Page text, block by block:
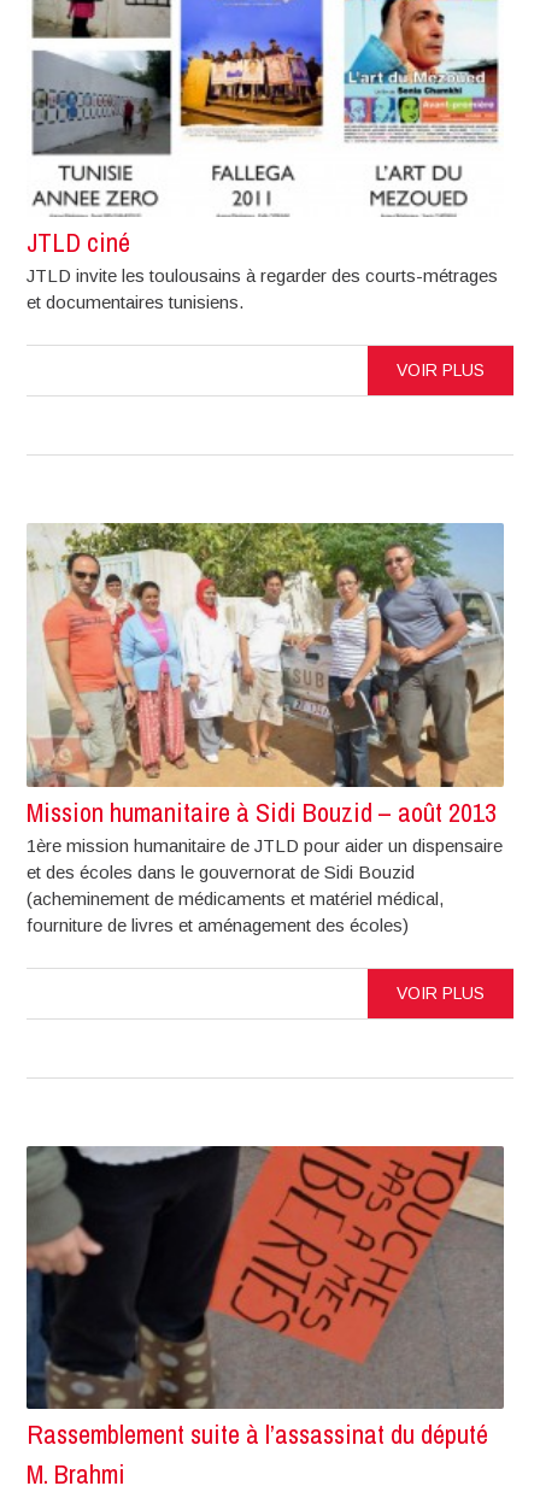
JTLD ciné
JTLD invite les toulousains à regarder des courts-métrages
et documentaires tunisiens.
VOIR PLUS
Mission humanitaire à Sidi Bouzid – août 2013
1ère mission humanitaire de JTLD pour aider un dispensaire
et des écoles dans le gouvernorat de Sidi Bouzid
(acheminement de médicaments et matériel médical,
fourniture de livres et aménagement des écoles)
VOIR PLUS
Rassemblement suite à l’assassinat du député
M. Brahmi